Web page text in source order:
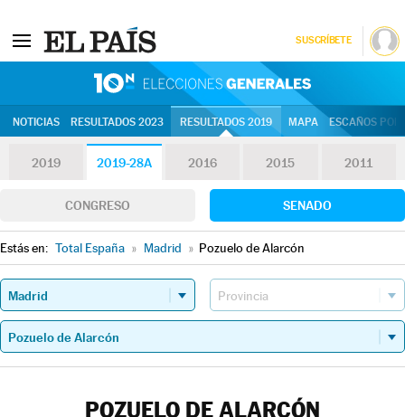
SUSCRÍBETE
NOTICIAS RESULTADOS 2023 RESULTADOS 2019 MAPA ESCAÑOS
2019 2019-28A 2016 2015 2011
CONGRESO SENADO
Estás en: Total España » Madrid » Pozuelo de Alarcón
POZUELO DE ALARCÓN